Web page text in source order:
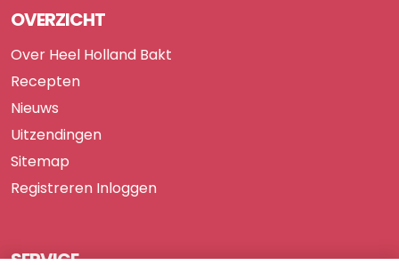
OVERZICHT
Over Heel Holland Bakt
Recepten
Nieuws
Uitzendingen
Sitemap
Registreren Inloggen
SERVICE